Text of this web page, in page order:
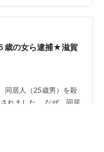
) ■湖沼 犬上川ダム(い
げんじだむ) ■神社 多
歳の女ら逮捕★滋賀